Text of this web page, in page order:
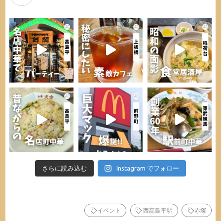
さらに読み込む Instagram でフォロー
イベント 西高島平駅 赤塚